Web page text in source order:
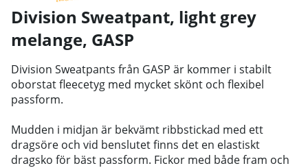
Division Sweatpant, light grey
melange, GASP
Division Sweatpants från GASP är kommer i stabilt
oborstat fleecetyg med mycket skönt och flexibel
passform.
Mudden i midjan är bekvämt ribbstickad med ett
dragsöre och vid benslutet finns det en elastiskt
dragsko för bäst passform. Fickor med både fram och